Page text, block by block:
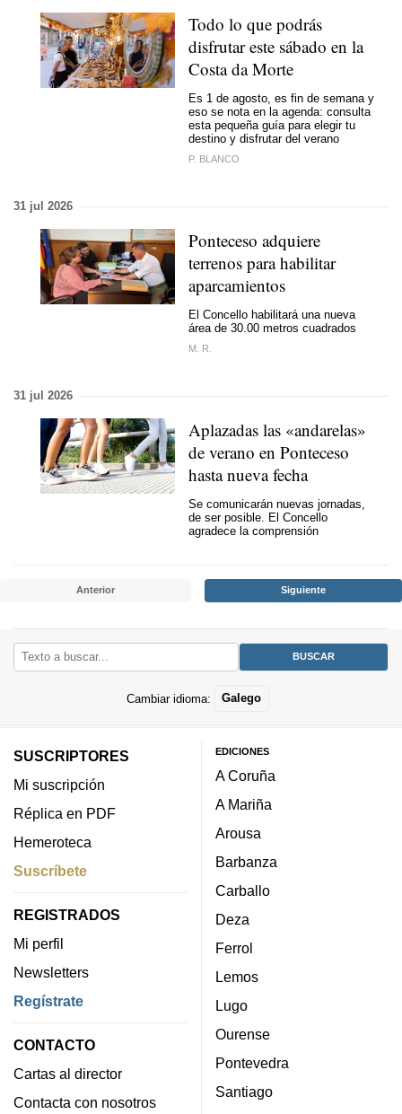
Todo lo que podrás
disfrutar este sábado en la
Costa da Morte
Es 1 de agosto, es fin de semana y
eso se nota en la agenda: consulta
esta pequeña guía para elegir tu
destino y disfrutar del verano
P. BLANCO
31 jul 2026
Ponteceso adquiere
terrenos para habilitar
aparcamientos
El Concello habilitará una nueva
área de 30.00 metros cuadrados
M. R.
31 jul 2026
Aplazadas las «andarelas»
de verano en Ponteceso
hasta nueva fecha
Se comunicarán nuevas jornadas,
de ser posible. El Concello
agradece la comprensión
Anterior Siguiente
Cambiar idioma: Galego
SUSCRIPTORES
Mi suscripción
Réplica en PDF
Hemeroteca
Suscríbete
REGISTRADOS
Mi perfil
Newsletters
Regístrate
CONTACTO
Cartas al director
Contacta con nosotros
EDICIONES
A Coruña
A Mariña
Arousa
Barbanza
Carballo
Deza
Ferrol
Lemos
Lugo
Ourense
Pontevedra
Santiago